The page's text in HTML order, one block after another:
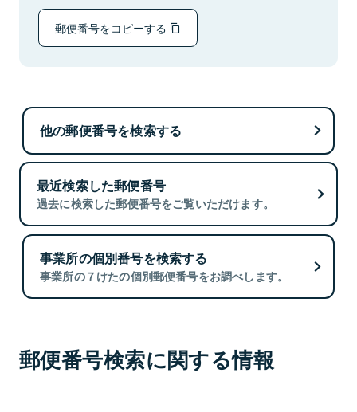
郵便番号をコピーする
他の郵便番号を検索する
最近検索した郵便番号
過去に検索した郵便番号をご覧いただけます。
事業所の個別番号を検索する
事業所の７けたの個別郵便番号をお調べします。
郵便番号検索に関する情報